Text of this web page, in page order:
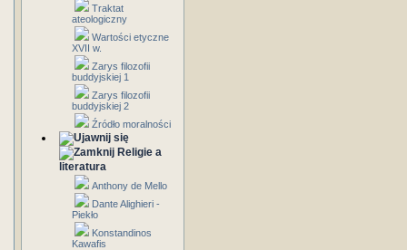
Traktat
ateologiczny
Wartości etyczne
XVII w.
Zarys filozofii
buddyjskiej 1
Zarys filozofii
buddyjskiej 2
Źródło moralności
Religie a
literatura
Anthony de Mello
Dante Alighieri -
Piekło
Konstandinos
Kawafis